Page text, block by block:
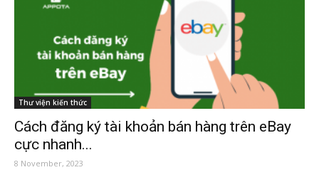
Thư viện kiến thức
Cách đăng ký tài khoản bán hàng trên eBay
cực nhanh...
8 November, 2023